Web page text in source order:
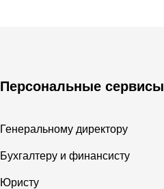
Персональные сервисы
Генеральному директору
Бухгалтеру и финансисту
Юристу